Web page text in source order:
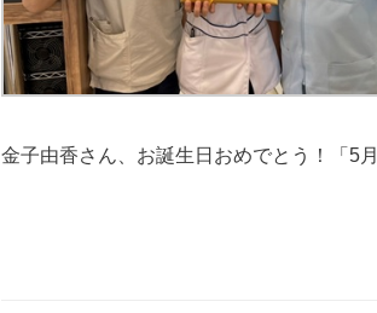
金子由香さん、お誕生日おめでとう！「5